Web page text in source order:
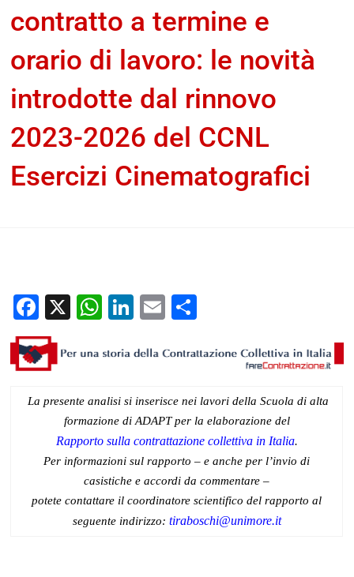
contratto a termine e
orario di lavoro: le novità
introdotte dal rinnovo
2023-2026 del CCNL
Esercizi Cinematografici
Facebook
X WhatsApp
LinkedIn
Email
La presente analisi si inserisce nei lavori della Scuola di alta
formazione di ADAPT per la elaborazione del
Rapporto sulla contrattazione collettiva in Italia.
Per informazioni sul rapporto – e anche per l’invio di
casistiche e accordi da commentare –
potete contattare il coordinatore scientifico del rapporto al
seguente indirizzo: tiraboschi@unimore.it